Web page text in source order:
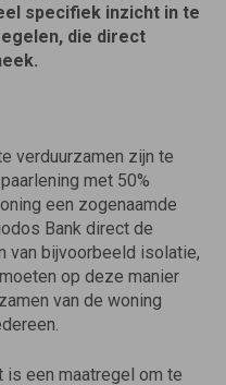
specifiek inzicht in te
die direct
verduurzamen zijn te
met 50%
een zogenaamde
Bank direct de
van bijvoorbeeld isolatie,
op deze manier
van de woning
is een maatregel om te